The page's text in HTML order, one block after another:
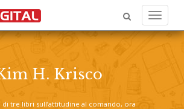
Menu
H. Krisco
di tre libri sull’attitudine al comando, ora